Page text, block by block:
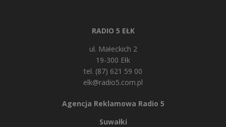
RADIO 5 EŁK
ul. Małeckich 2
19-300 Ełk
tel. (87) 621 59 00
elk@radio5.com.pl
Agencja Reklamowa Radio 5
Suwałki